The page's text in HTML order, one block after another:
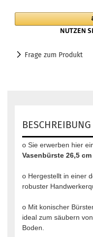
Frage zum Produkt
BESCHREIBUNG
o Sie erwerben hier
Vasenbürste 26,5 cm
o Hergestellt in einer
robuster
o Mit konischer
ideal zum säubern
Boden.